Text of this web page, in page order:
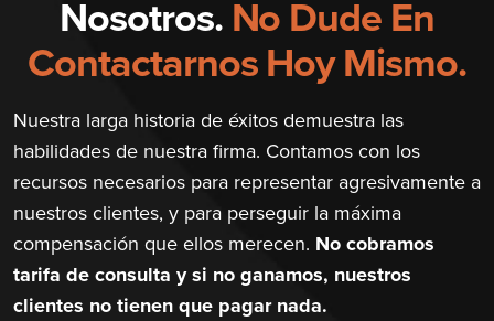
Nosotros.No Dude En
Contactarnos Hoy Mismo.
Nuestra larga historia de éxitos demuestra las
habilidades de nuestra firma. Contamos con los
recursos necesarios para representar agresivamente a
nuestros clientes, y para perseguir la máxima
compensación que ellos merecen. No cobramos
tarifa de consulta y si no ganamos, nuestros
clientes no tienen que pagar nada.